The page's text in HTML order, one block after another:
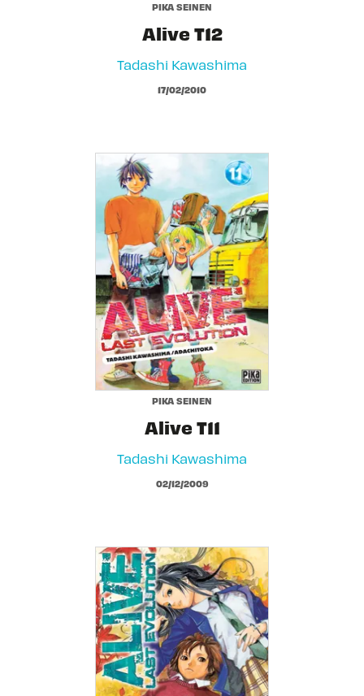
PIKA SEINEN
Alive T12
Tadashi Kawashima
17/02/2010
PIKA SEINEN
Alive T11
Tadashi Kawashima
02/12/2009